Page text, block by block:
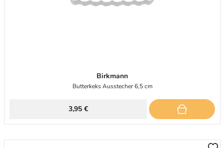
Birkmann
Butterkeks Ausstecher 6,5 cm
3,95 €